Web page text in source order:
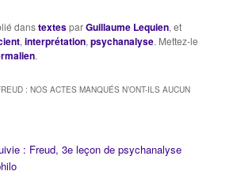
danstextesparGuillaume Lequien, et
,interprétation,psychanalyse. Mettez-le
.
: NOS ACTES MANQUÉS N’ONT-ILS AUCUN
: Freud, 3e leçon de psychanalyse